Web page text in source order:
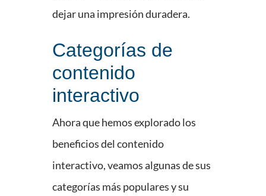
dejar una impresión duradera.
Categorías de
contenido
interactivo
Ahora que hemos explorado los
beneficios del contenido
interactivo, veamos algunas de sus
categorías más populares y su